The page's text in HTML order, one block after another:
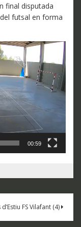
final disputada
futsal en forma
00:59
FS Vilafant (4)